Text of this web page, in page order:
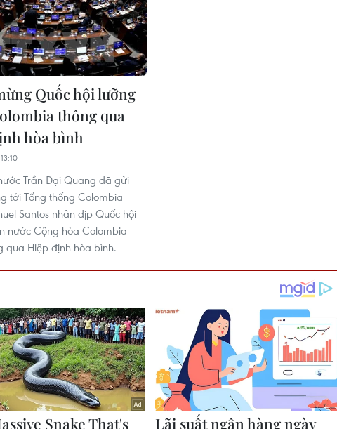
Quốc hội lưỡng
thông qua
hòa bình
Trần Đại Quang đã gửi
tới Tổng thống Colombia
Santos nhân dịp Quốc hội
nước Cộng hòa Colombia
qua Hiệp định hòa bình.